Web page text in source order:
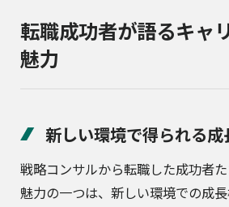
転職成功者が語るキャ
魅力
新しい環境で得られる
戦略コンサルから転職した成功者
魅力の一つは、新しい環境での成